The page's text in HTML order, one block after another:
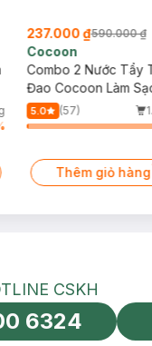
237.000 ₫590.000 ₫
Cocoon
Combo 2 Nước Tẩy
Đao Cocoon Làm
Giảm Dầu 500ml
5.0 (57)
Thêm giỏ hàng
toàn cầu
HOTLINE CSKH
CSKH
6324